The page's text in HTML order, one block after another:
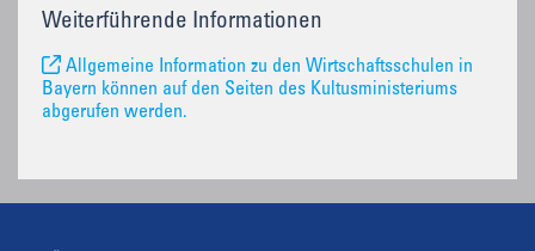
Weiterführende Informationen
Allgemeine Information zu den Wirtschaftsschulen in
Bayern können auf den Seiten des Kultusministeriums
abgerufen werden.